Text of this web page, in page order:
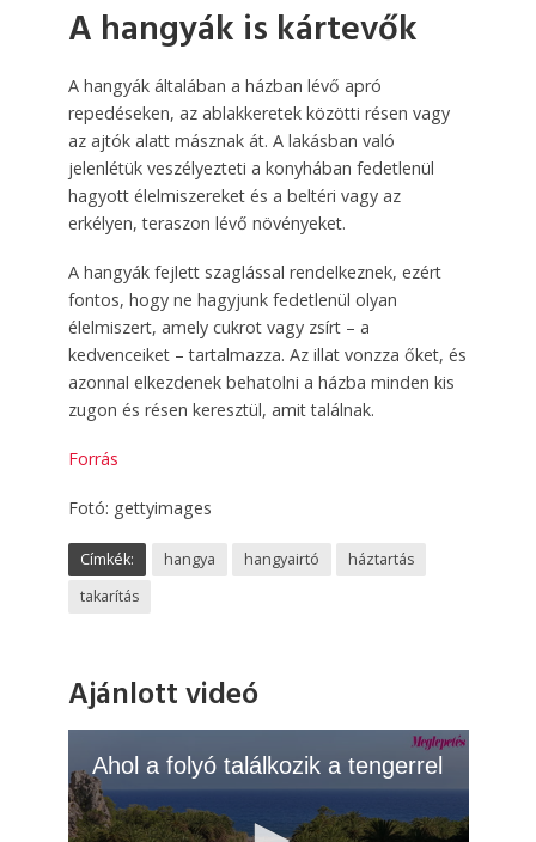
A hangyák is kártevők
A hangyák általában a házban lévő apró
repedéseken, az ablakkeretek közötti résen vagy
az ajtók alatt másznak át. A lakásban való
jelenlétük veszélyezteti a konyhában fedetlenül
hagyott élelmiszereket és a beltéri vagy az
erkélyen, teraszon lévő növényeket.
A hangyák fejlett szaglással rendelkeznek, ezért
fontos, hogy ne hagyjunk fedetlenül olyan
élelmiszert, amely cukrot vagy zsírt – a
kedvenceiket – tartalmazza. Az illat vonzza őket, és
azonnal elkezdenek behatolni a házba minden kis
zugon és résen keresztül, amit találnak.
Forrás
Fotó: gettyimages
Címkék: hangya hangyairtó
háztartás
takarítás
Ajánlott videó
Ahol a folyó találkozik a tengerrel